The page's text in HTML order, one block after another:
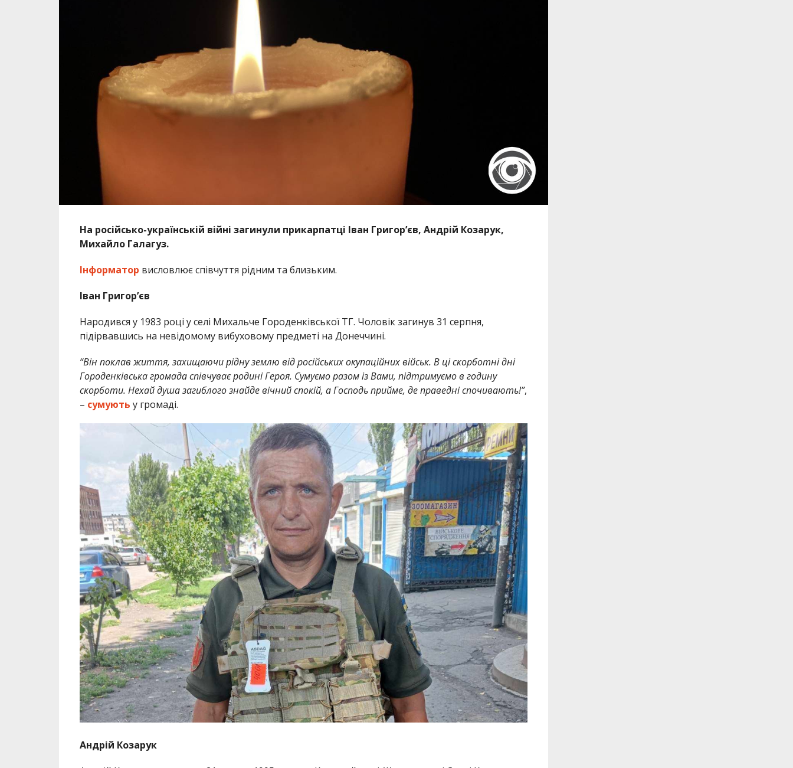
На російсько-українській війні загинули прикарпатці Іван Григор’єв, Андрій Козарук,
Михайло Галагуз.
Інформатор висловлює співчуття рідним та близьким.
Іван Григор’єв
Народився у 1983 році у селі Михальче Городенківської ТГ. Чоловік загинув 31 серпня,
підірвавшись на невідомому вибуховому предметі на Донеччині.
“Він поклав життя, захищаючи рідну землю від російських окупаційних військ. В ці скорботні дні
Городенківська громада співчуває родині Героя. Сумуємо разом із Вами, підтримуємо в годину
скорботи. Нехай душа загиблого знайде вічний спокій, а Господь прийме, де праведні спочивають!”,
– сумують у громаді.
Андрій Козарук